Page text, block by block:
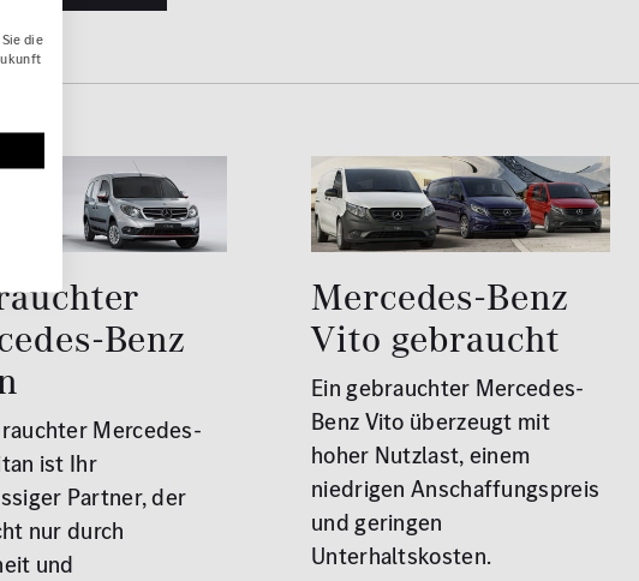
Benz
Mercedes-
ist Ihr
Partner, der
nur durch
und
Mercedes-Benz
Vito gebraucht
Ein gebrauchter Mercedes-
Benz Vito überzeugt mit
hoher Nutzlast, einem
niedrigen Anschaffungspreis
und geringen
Unterhaltskosten.
die